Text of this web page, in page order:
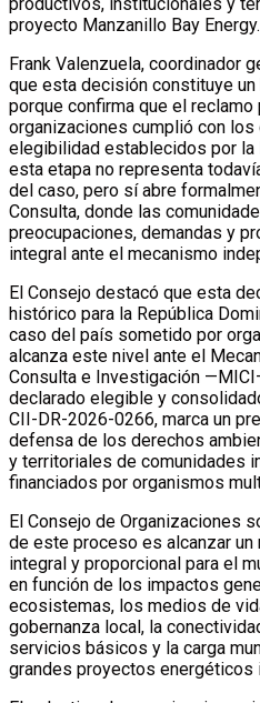
proyecto Manzanillo Bay Energy.
Frank Valenzuela, coordinador
que esta decisión constituye
porque confirma que el
organizaciones cumplió con
elegibilidad establecidos por la
esta etapa no representa
del caso, pero sí abre
Consulta, donde las
preocupaciones, demandas y
integral ante el mecanismo
El Consejo destacó que esta
histórico para la República
caso del país sometido por
alcanza este nivel ante el
Consulta e Investigación
declarado elegible y
CII-DR-2026-0266, marca un
defensa de los derechos
y territoriales de comunidades
financiados por organismos
El Consejo de Organizaciones
de este proceso es alcanzar
integral y proporcional para el
en función de los impactos
ecosistemas, los medios de
gobernanza local, la
servicios básicos y la carga
grandes proyectos energéticos